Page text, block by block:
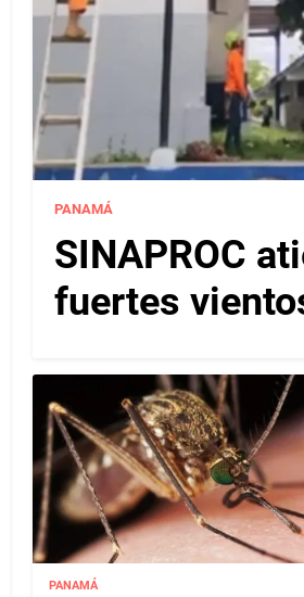
PANAMÁ
SINAPROC
fuertes
PANAMÁ